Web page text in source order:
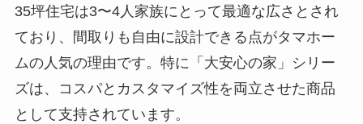
35坪住宅は3〜4人家族にとって最適な広さとされ
ており、間取りも自由に設計できる点がタマホー
ムの人気の理由です。特に「大安心の家」シリー
ズは、コスパとカスタマイズ性を両立させた商品
として支持されています。